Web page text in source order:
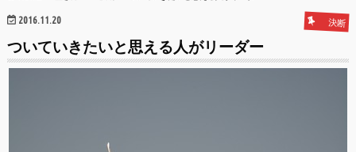
2016.11.20 決断
ついていきたいと思える人がリーダー